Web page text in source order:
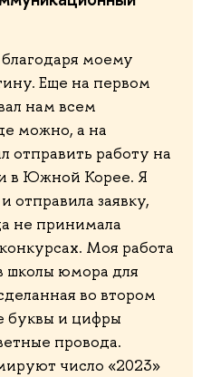
моему
Еще на первом
нам всем
можно, а на
отправить работу на
в Южной Корее. Я
отправила заявку,
не принимала
Моя работа
школы юмора для
во втором
буквы и цифры
провода.
число «2023»